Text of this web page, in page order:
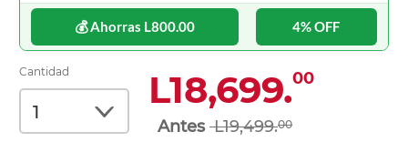
💰 Ahorras L800.00 4% OFF
Cantidad L18,699.00
L19,499.00